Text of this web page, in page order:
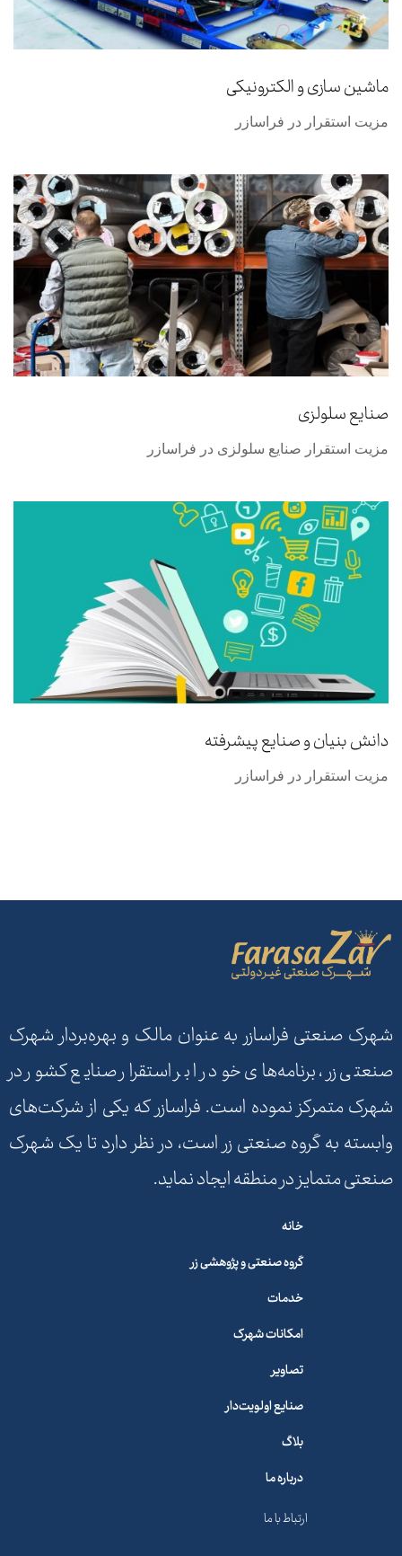
ماشین سازی و الکترونیکی
مزیت استقرار در فراسازر
صنایع سلولزی
مزیت استقرار صنایع سلولزی در فراسازر
دانش بنیان و صنایع پیشرفته
مزیت استقرار در فراسازر
شهرک صنعتی فراسازر به عنوان مالک و بهره‌بردار شهرک
صنعتی زر، برنامه‌های خود را بر استقرار صنایع کشور در
شهرک متمرکز نموده است. فراسازر که یکی از شرکت‌های
وابسته به گروه صنعتی زر است، در نظر دارد تا یک شهرک
صنعتی متمایز در منطقه ایجاد نماید.
خانه
گروه صنعتی و پژوهشی زر
خدمات
امکانات شهرک
تصاویر
صنایع اولویت‌دار
بلاگ
درباره ما
ارتباط با ما